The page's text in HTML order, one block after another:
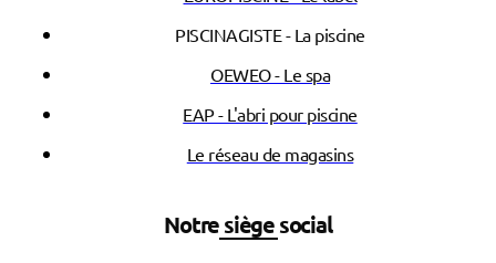
PISCINAGISTE - La piscine
OEWEO - Le spa
EAP - L'abri pour piscine
Le réseau de magasins
Notre siège social